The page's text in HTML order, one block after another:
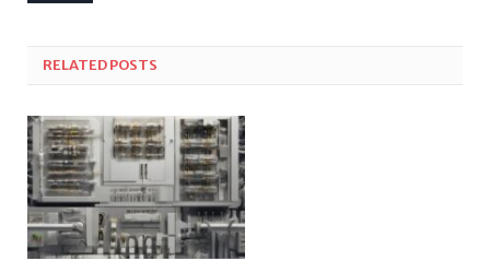
RELATEDPOSTS